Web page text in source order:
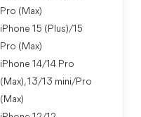
Pro (Max)
iPhone 15 (Plus)/15
Pro (Max)
iPhone 14/14 Pro
(Max), 13/13 mini/Pro
(Max)